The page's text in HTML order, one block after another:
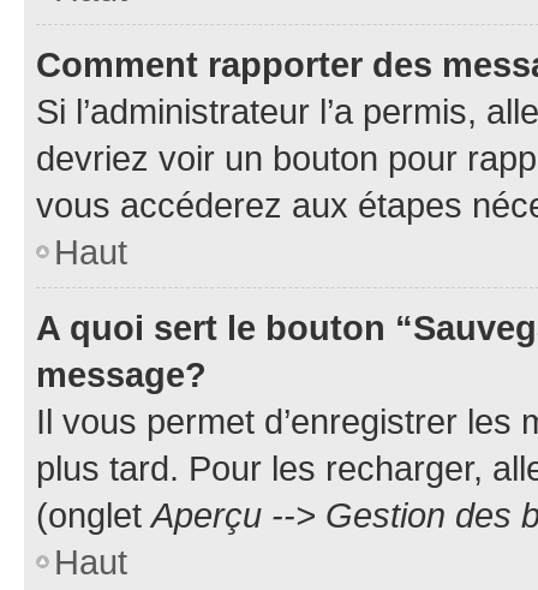
Comment rapporter des
Si l’administrateur l’a permis,
devriez voir un bouton pour
vous accéderez aux étapes
Haut
A quoi sert le bouton
message?
Il vous permet d’enregistrer
plus tard. Pour les recharger,
(ongletAperçu --> Gestion des
Haut